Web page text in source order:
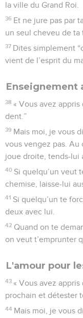
la ville du Grand Roi.
36 Et ne jure pas par
un seul cheveu de ta
37 Dites simplement
vient de l’esprit du
Enseignement
38 « Vous avez
dent.”
39 Mais moi, je vous
vous vengez pas. Au
joue droite, tends-lui
40 Si quelqu’un veut
chemise, laisse-lui
41 Si quelqu’un te
deux avec lui.
42 Quand on te
on veut t’emprunter
L'amour pour
43 « Vous avez appris
prochain et détester
44 Mais moi, je vous